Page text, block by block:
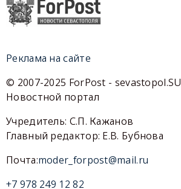
Реклама на сайте
© 2007-2025 ForPost - sevastopol.SU
Новостной портал
Учредитель: С.П. Кажанов
Главный редактор: Е.В. Бубнова
Почта:moder_forpost@mail.ru
+7 978 249 12 82